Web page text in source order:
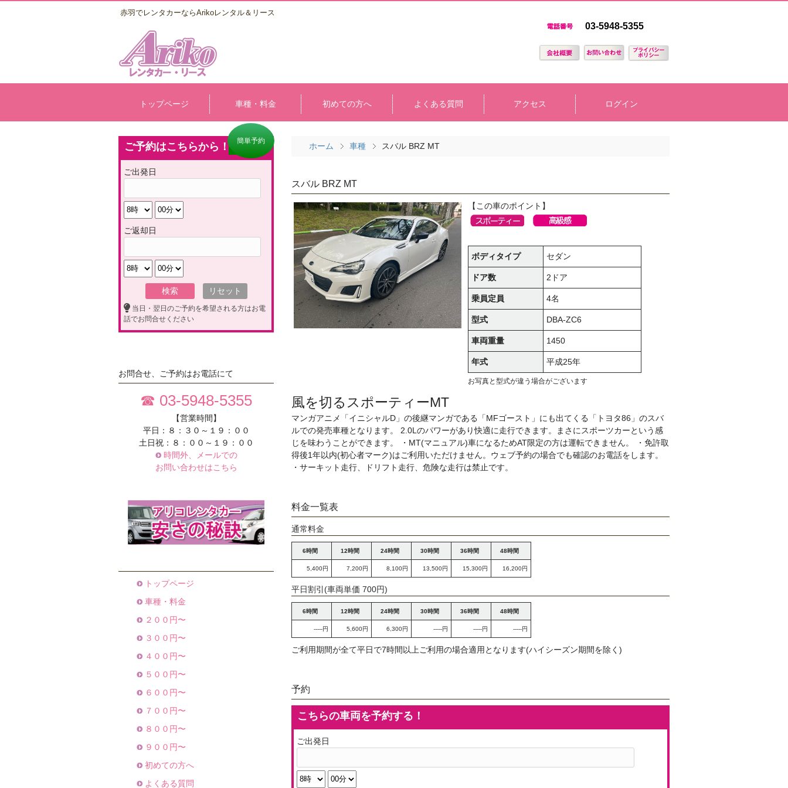
赤羽でレンタカーならArikoレンタル＆リース
03-5948-5355
トップページ 車種・料金 初めての方へ よくある質問 アクセス ログイン
簡単予約
ご予約はこちらから！
ご出発日
ご返却日
当日・翌日のご予約を希望される方はお電
話でお問合せください
ホーム 車種 スバル BRZ MT
スバル BRZ MT
【この車のポイント】
ボディタイプ セダン
ドア数 2ドア
乗員定員 4名
型式 DBA-ZC6
車両重量 1450
年式 平成25年
お写真と型式が違う場合がございます
風を切るスポーティーMT
マンガアニメ「イニシャルD」の後継マンガである「MFゴースト」にも出てくる「トヨタ86」のスバ
ルでの発売車種となります。 2.0Lのパワーがあり快適に走行できます。まさにスポーツカーという感
じを味わうことができます。 ・MT(マニュアル)車になるためAT限定の方は運転できません。 ・免許取
得後1年以内(初心者マーク)はご利用いただけません。ウェブ予約の場合でも確認のお電話をします。
・サーキット走行、ドリフト走行、危険な走行は禁止です。
料金一覧表
通常料金
6時間 12時間 24時間 30時間 36時間 48時間
5,400円 7,200円 8,100円 13,500円 15,300円 16,200円
平日割引(車両単価 700円)
6時間 12時間 24時間 30時間 36時間 48時間
-----円 5,600円 6,300円 -----円 -----円 -----円
ご利用期間が全て平日で7時間以上ご利用の場合適用となります(ハイシーズン期間を除く)
予約
こちらの車両を予約する！
ご出発日
お問合せ、ご予約はお電話にて
☎ 03-5948-5355
【営業時間】
平日：８：３０～１９：００
土日祝：８：００～１９：００
時間外、メールでの
お問い合わせはこちら
トップページ
車種・料金
２００円〜
３００円〜
４００円〜
５００円〜
６００円〜
７００円〜
８００円〜
９００円〜
初めての方へ
よくある質問